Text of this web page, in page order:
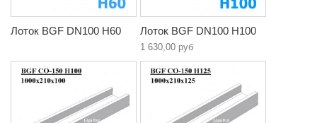
Лоток BGF DN100 H60 Лоток BGF DN100 H100
1 630,00 руб